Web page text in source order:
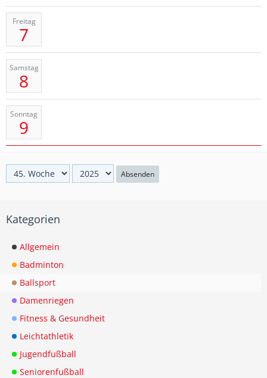
Freitag
7
Samstag
8
Sonntag
9
Absenden
Kategorien
Allgemein
Badminton
Ballsport
Damenriegen
Fitness & Gesundheit
Leichtathletik
Jugendfußball
Seniorenfußball